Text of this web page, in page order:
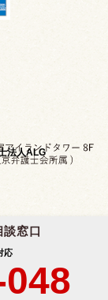
法人ALG
窓口
応なら